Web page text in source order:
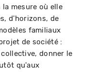
mesure où elle
d'horizons, de
familiaux
de société :
collective, donner le
qu'aux